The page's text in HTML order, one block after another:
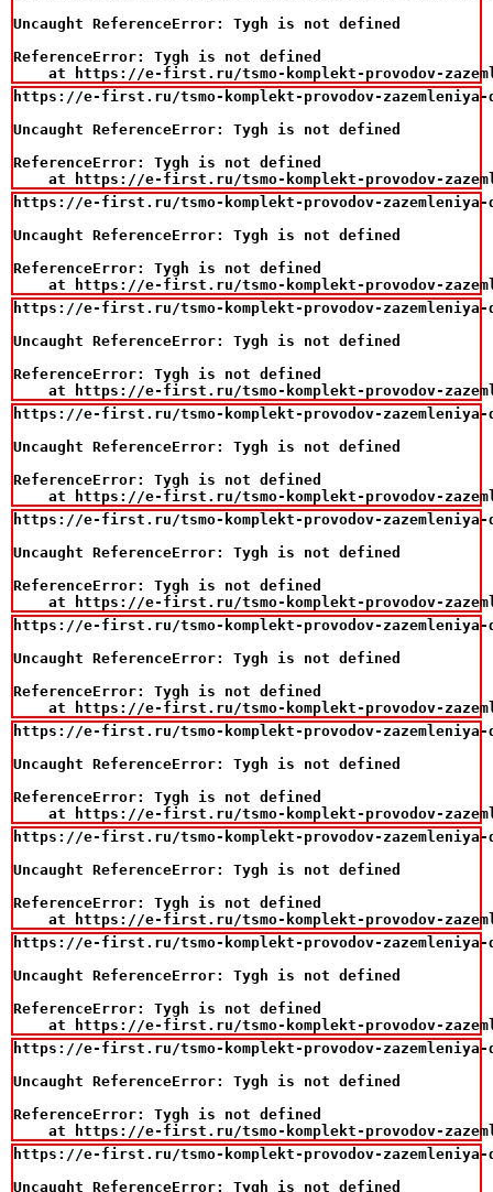
Uncaught ReferenceError: Tygh is not defined
ReferenceError: Tygh is not defined
at https://e-first.ru/tsmo-komplekt-provodov-
https://e-first.ru/tsmo-komplekt-provodov-zazemleniya-
Uncaught ReferenceError: Tygh is not defined
ReferenceError: Tygh is not defined
at https://e-first.ru/tsmo-komplekt-provodov-
https://e-first.ru/tsmo-komplekt-provodov-zazemleniya-
Uncaught ReferenceError: Tygh is not defined
ReferenceError: Tygh is not defined
at https://e-first.ru/tsmo-komplekt-provodov-
https://e-first.ru/tsmo-komplekt-provodov-zazemleniya-
Uncaught ReferenceError: Tygh is not defined
ReferenceError: Tygh is not defined
at https://e-first.ru/tsmo-komplekt-provodov-
https://e-first.ru/tsmo-komplekt-provodov-zazemleniya-
Uncaught ReferenceError: Tygh is not defined
ReferenceError: Tygh is not defined
at https://e-first.ru/tsmo-komplekt-provodov-
https://e-first.ru/tsmo-komplekt-provodov-zazemleniya-
Uncaught ReferenceError: Tygh is not defined
ReferenceError: Tygh is not defined
at https://e-first.ru/tsmo-komplekt-provodov-
https://e-first.ru/tsmo-komplekt-provodov-zazemleniya-
Uncaught ReferenceError: Tygh is not defined
ReferenceError: Tygh is not defined
at https://e-first.ru/tsmo-komplekt-provodov-
https://e-first.ru/tsmo-komplekt-provodov-zazemleniya-
Uncaught ReferenceError: Tygh is not defined
ReferenceError: Tygh is not defined
at https://e-first.ru/tsmo-komplekt-provodov-
https://e-first.ru/tsmo-komplekt-provodov-zazemleniya-
Uncaught ReferenceError: Tygh is not defined
ReferenceError: Tygh is not defined
at https://e-first.ru/tsmo-komplekt-provodov-
https://e-first.ru/tsmo-komplekt-provodov-zazemleniya-
Uncaught ReferenceError: Tygh is not defined
ReferenceError: Tygh is not defined
at https://e-first.ru/tsmo-komplekt-provodov-
https://e-first.ru/tsmo-komplekt-provodov-zazemleniya-
Uncaught ReferenceError: Tygh is not defined
ReferenceError: Tygh is not defined
at https://e-first.ru/tsmo-komplekt-provodov-
https://e-first.ru/tsmo-komplekt-provodov-zazemleniya-
Uncaught ReferenceError: Tygh is not defined